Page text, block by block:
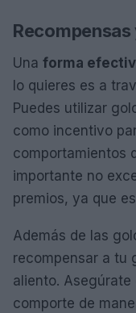
Una forma
lo quieres es a
Puedes utilizar
como incentivo
comportamientos
importante no
premios, ya que
Además de las
recompensar a tu
aliento.
comporte de